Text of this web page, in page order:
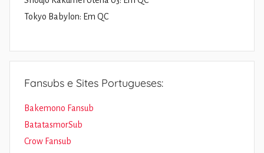
Tokyo Babylon: Em QC
Fansubs e Sites Portugueses:
Bakemono Fansub
BatatasmorSub
Crow Fansub